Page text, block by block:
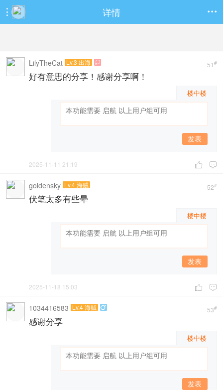
 详情 
51 #
LilyTheCat Lv.3 出海 
好有意思的分享！感谢分享啊！
楼中楼
发表
 
2025-11-11 21:19
52#
goldensky Lv.4 海贼
伏笔太多有些晕
楼中楼
发表
 
2025-11-18 15:03
53#
1034416583 Lv.4 海贼 
感谢分享
楼中楼
发表